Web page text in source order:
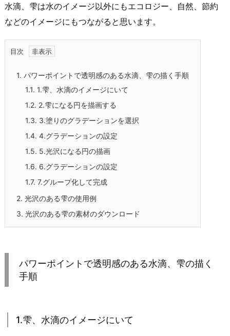
水滴、雫は水のイメージ以外にもエコロジー、自然、節約
などのイメージにもつながると思います。
目次
1. パワーポイントで透明感のある水滴、雫の描く手順
1.1. 1.雫、水滴のイメージにいて
1.2. 2.雫になる円を描画する
1.3. 3.塗りのグラデーションを選択
1.4. 4.グラデーションの設定
1.5. 5.光沢になる円の描画
1.6. 6.グラデーションの設定
1.7. 7.グループ化して完成
2. 光沢のある雫の使用例
3. 光沢のある雫の素材のダウンロード
パワーポイントで透明感のある水滴、雫の描く
手順
1.雫、水滴のイメージにいて